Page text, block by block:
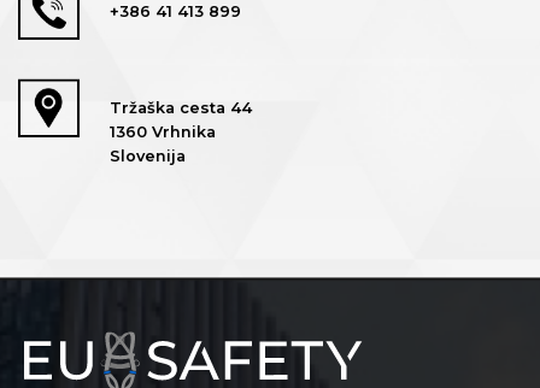
+386 41 413 899
Tržaška cesta 44
1360 Vrhnika
Slovenija